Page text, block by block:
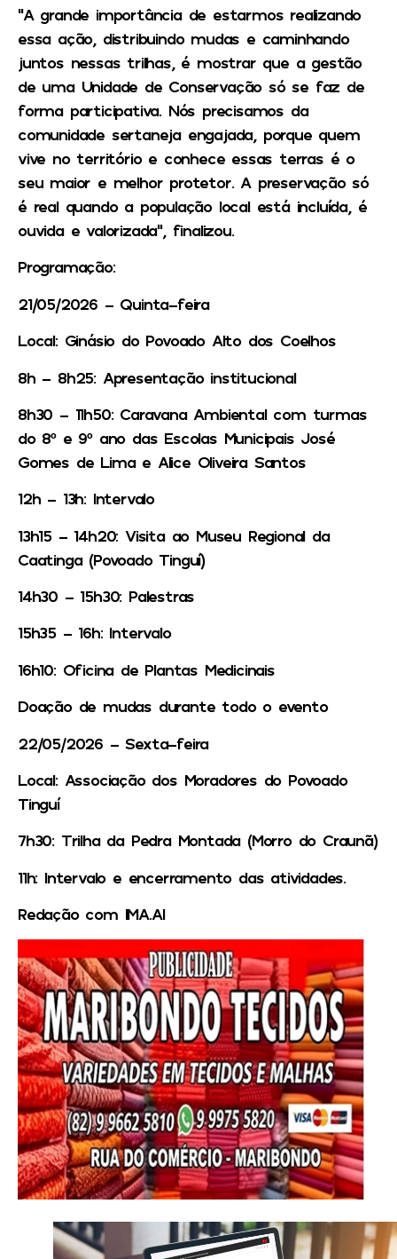
“A grande importância de estarmos realizando
essa ação, distribuindo mudas e caminhando
juntos nessas trilhas, é mostrar que a gestão
de uma Unidade de Conservação só se faz de
forma participativa. Nós precisamos da
comunidade sertaneja engajada, porque quem
vive no território e conhece essas terras é o
seu maior e melhor protetor. A preservação só
é real quando a população local está incluída, é
ouvida e valorizada”, finalizou.
Programação:
21/05/2026 – Quinta-feira
Local: Ginásio do Povoado Alto dos Coelhos
8h – 8h25: Apresentação institucional
8h30 – 11h50: Caravana Ambiental com turmas
do 8º e 9º ano das Escolas Municipais José
Gomes de Lima e Alice Oliveira Santos
12h – 13h: Intervalo
13h15 – 14h20: Visita ao Museu Regional da
Caatinga (Povoado Tinguí)
14h30 – 15h30: Palestras
15h35 – 16h: Intervalo
16h10: Oficina de Plantas Medicinais
Doação de mudas durante todo o evento
22/05/2026 – Sexta-feira
Local: Associação dos Moradores do Povoado
Tinguí
7h30: Trilha da Pedra Montada (Morro do Craunã)
11h: Intervalo e encerramento das atividades.
Redação com IMA.Al